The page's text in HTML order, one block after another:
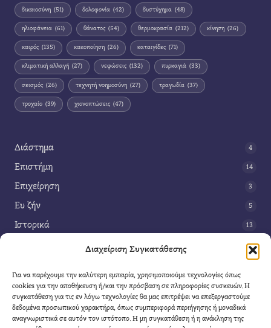
Διαχείριση Συγκατάθεσης
Για να παρέχουμε την καλύτερη εμπειρία, χρησιμοποιούμε τεχνολογίες όπως
cookies για την αποθήκευση ή/και την πρόσβαση σε πληροφορίες συσκευών. Η
συγκατάθεση για τις εν λόγω τεχνολογίες θα μας επιτρέψει να επεξεργαστούμε
δεδομένα προσωπικού χαρακτήρα, όπως συμπεριφορά περιήγησης ή μοναδικά
αναγνωριστικά σε αυτόν τον ιστότοπο. Η μη συγκατάθεση ή η ανάκληση της
δικαιοσύνη (51) δολοφονία (42) δυστύχημα (48)
ηλιοφάνεια (61) θάνατος (54) θερμοκρασία (212) κίνηση (26)
καιρός (135) κακοποίηση (26) καταιγίδες (71)
κλιματική αλλαγή (27) νεφώσεις (132) πυρκαγιά (33)
σεισμός (26) τεχνητή νοημοσύνη (27) τραγωδία (37)
τροχαίο (39) χιονοπτώσεις (47)
Διάστημα 4
Επιστήμη 14
Επιχείρηση 3
Ευ ζήν 5
Ιστορικά 13
42
Τέχνη 3
Τεχνολογία
Υγεία